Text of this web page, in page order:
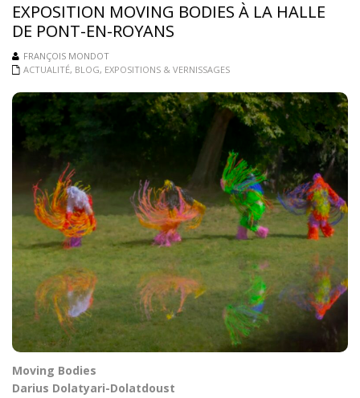
EXPOSITION MOVING BODIES À LA HALLE
DE PONT-EN-ROYANS
FRANÇOIS MONDOT
ACTUALITÉ, BLOG, EXPOSITIONS & VERNISSAGES
Moving Bodies
Darius Dolatyari-Dolatdoust